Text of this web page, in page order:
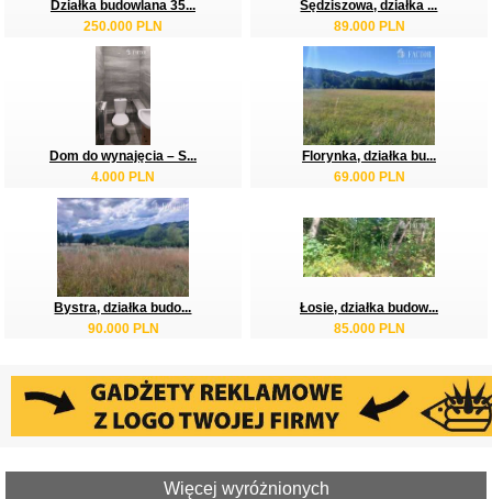
Działka budowlana 35...
250.000 PLN
Sędziszowa, działka ...
89.000 PLN
Dom do wynajęcia – S...
4.000 PLN
Florynka, działka bu...
69.000 PLN
Bystra, działka budo...
90.000 PLN
Łosie, działka budow...
85.000 PLN
Więcej wyróżnionych